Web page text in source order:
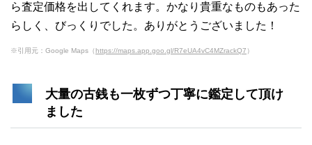
ら査定価格を出してくれます。かなり貴重なものもあった
らしく、びっくりでした。ありがとうございました！
※引用元：Google Maps（https://maps.app.goo.gl/R7eUA4vC4MZrackQ7 ）
大量の古銭も一枚ずつ丁寧に鑑定して頂け
ました